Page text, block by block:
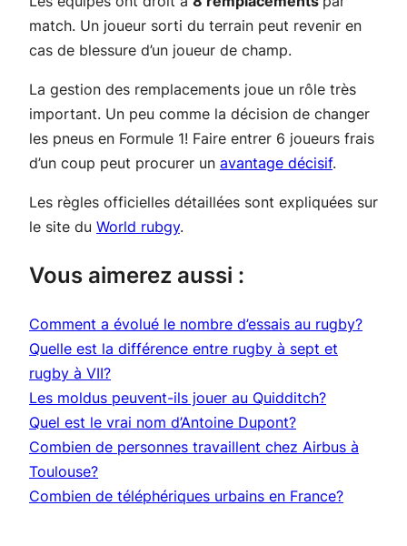
match. Un joueur sorti du terrain peut revenir en
cas de blessure d’un joueur de champ.
La gestion des remplacements joue un rôle très
important. Un peu comme la décision de changer
les pneus en Formule 1! Faire entrer 6 joueurs frais
d’un coup peut procurer un avantage décisif.
Les règles officielles détaillées sont expliquées sur
le site du World rubgy.
Vous aimerez aussi :
Comment a évolué le nombre d’essais au rugby?
Quelle est la différence entre rugby à sept et
rugby à VII?
Les moldus peuvent-ils jouer au Quidditch?
Quel est le vrai nom d’Antoine Dupont?
Combien de personnes travaillent chez Airbus à
Toulouse?
Combien de téléphériques urbains en France?